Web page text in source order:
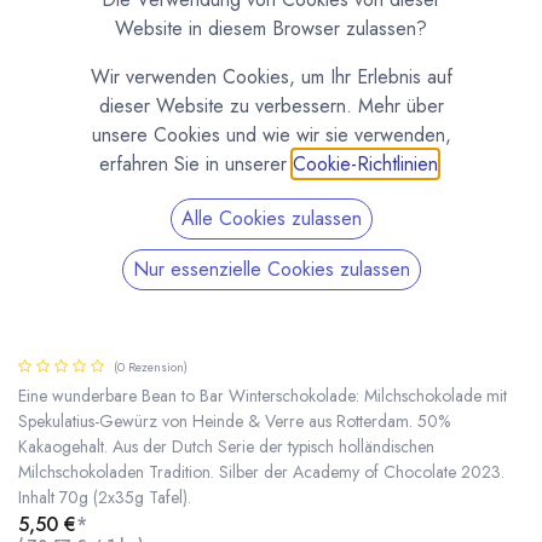
(0 Rezension)
Eine wunderbare Bean to Bar Winterschokolade: Milchschokolade mit
Spekulatius-Gewürz von Heinde & Verre aus Rotterdam. 50%
Kakaogehalt. Aus der Dutch Serie der typisch holländischen
Milchschokoladen Tradition. Silber der Academy of Chocolate 2023.
Inhalt 70g (2x35g Tafel).
5,50 €*
Website in diesem Browser zulassen?
Wir verwenden Cookies, um Ihr Erlebnis auf
dieser Website zu verbessern. Mehr über
unsere Cookies und wie wir sie verwenden,
erfahren Sie in unserer Cookie-Richtlinien
Alle Cookies zulassen
Nur essenzielle Cookies zulassen